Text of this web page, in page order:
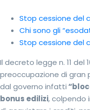
Stop cessione del
Chi sono gli
Stop cessione del
Il decreto legge n. 11 del
preoccupazione di gran
dal governo infatti
bonus edilizi, colpendo